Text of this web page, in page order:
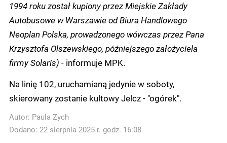
1994 roku został kupiony przez Miejskie Zakłady
Autobusowe w Warszawie od Biura Handlowego
Neoplan Polska, prowadzonego wówczas przez Pana
Krzysztofa Olszewskiego, późniejszego założyciela
firmy Solaris) - informuje MPK.
Na linię 102, uruchamianą jedynie w soboty,
skierowany zostanie kultowy Jelcz - "ogórek".
Autor: Paula Zych
Dodano: 22 sierpnia 2025 r. godz. 16:08